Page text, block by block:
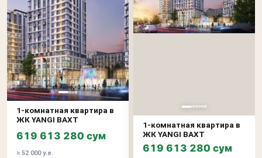
1-комнатная квартира в
ЖК YANGI BAXT
619 613 280 сум
≈ 52 000 у.е.
1-комнатная квартира в
ЖК YANGI BAXT
619 613 280 сум